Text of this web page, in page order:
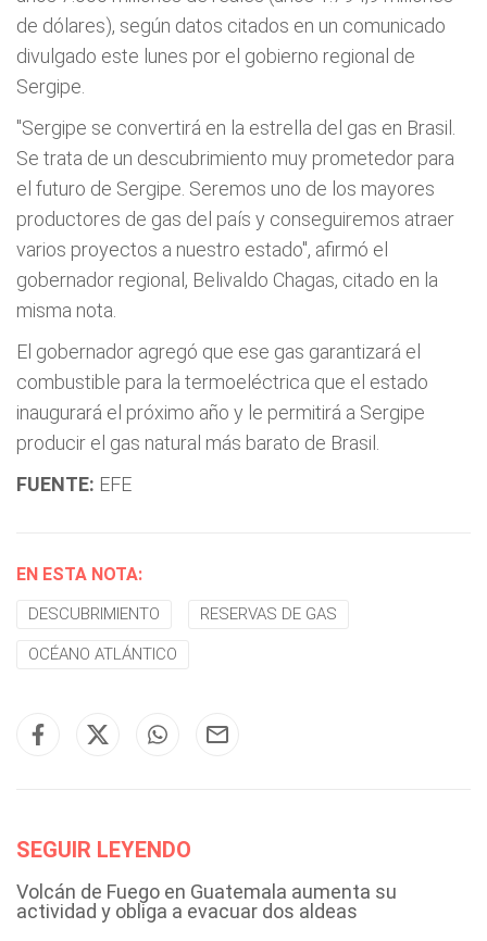
de dólares), según datos citados en un comunicado
divulgado este lunes por el gobierno regional de
Sergipe.
"Sergipe se convertirá en la estrella del gas en Brasil.
Se trata de un descubrimiento muy prometedor para
el futuro de Sergipe. Seremos uno de los mayores
productores de gas del país y conseguiremos atraer
varios proyectos a nuestro estado", afirmó el
gobernador regional, Belivaldo Chagas, citado en la
misma nota.
El gobernador agregó que ese gas garantizará el
combustible para la termoeléctrica que el estado
inaugurará el próximo año y le permitirá a Sergipe
producir el gas natural más barato de Brasil.
FUENTE: EFE
EN ESTA NOTA:
DESCUBRIMIENTO RESERVAS DE GAS
OCÉANO ATLÁNTICO
SEGUIR LEYENDO
Volcán de Fuego en Guatemala aumenta su
actividad y obliga a evacuar dos aldeas